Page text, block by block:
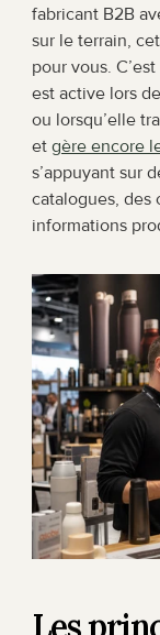
fabricant B2B
sur le terrain,
pour vous.
est active lors
ou lorsqu’elle
et gère encore
s’appuyant sur
catalogues, des
informations